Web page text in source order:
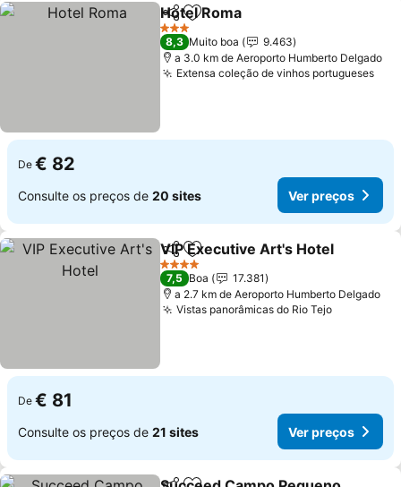
PartilharAdicionar aos favoritos
Hotel Roma
3 Estrelas
8,3 Muito boa
9.463
a 3.0 km de Aeroporto Humberto Delgado
Extensa coleção de vinhos portuguesesVer
De € 82
Consulte os preços de 20 sites Ver preços
PartilharAdicionar aos favoritos
VIP Executive Art's Hotel
4 Estrelas
7,5 Boa
17.381
a 2.7 km de Aeroporto Humberto Delgado
Vistas panorâmicas do Rio TejoVer
De € 81
Consulte os preços de 21 sites Ver preços